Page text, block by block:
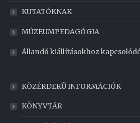
KUTATÓKNAK
MÚZEUMPEDAGÓGIA
Állandó kiállításokhoz
KÖZÉRDEKŰ INFORMÁCIÓK
KÖNYVTÁR